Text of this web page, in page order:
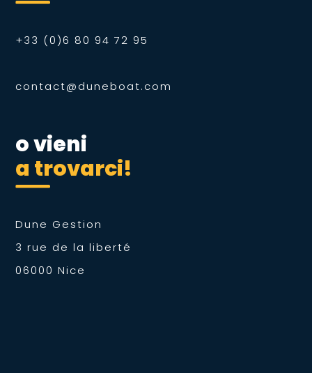
+33 (0)6 80 94 72 95
contact@duneboat.com
o vieni
a trovarci!
Dune Gestion
3 rue de la liberté
06000 Nice